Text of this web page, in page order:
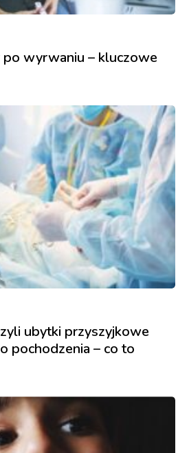
wyrwaniu – kluczowe
ubytki przyszyjkowe
pochodzenia – co to